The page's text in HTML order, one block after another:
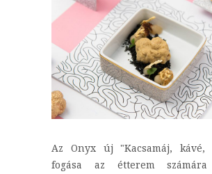
Az Onyx új "Kacsamáj, kávé,
fogása az étterem számára